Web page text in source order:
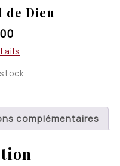
de Dieu
complémentaires